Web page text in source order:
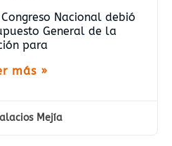
Nacional debió
General de la
para
más »
Mejía